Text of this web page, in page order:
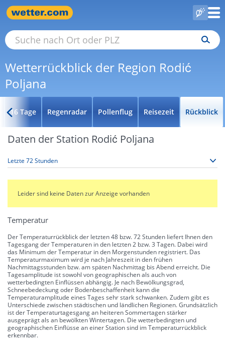
Wetterrückblick der Region Rodić
Poljana
16 Tage Regenradar Pollenflug Reisezeit Rückblick
Daten der Station Rodić Poljana
Leider sind keine Daten zur Anzeige vorhanden
Temperatur
Der Temperaturrückblick der letzten 48 bzw. 72 Stunden liefert Ihnen den
Tagesgang der Temperaturen in den letzten 2 bzw. 3 Tagen. Dabei wird
das Minimum der Temperatur in den Morgenstunden registriert. Das
Temperaturmaximum wird je nach Jahreszeit in den frühen
Nachmittagsstunden bzw. am späten Nachmittag bis Abend erreicht. Die
Tagesamplitude ist sowohl von geographischen als auch von
wetterbedingten Einflüssen abhängig. Je nach Bewölkungsgrad,
Schneebedeckung oder Bodenbeschaffenheit kann die
Temperaturamplitude eines Tages sehr stark schwanken. Zudem gibt es
Unterschiede zwischen städtischen und ländlichen Regionen. Grundsätzlich
ist der Temperaturtagesgang an heiteren Sommertagen stärker
ausgeprägt als an bewölkten Wintertagen. Die wetterbedingten und
geographischen Einflüsse an einer Station sind im Temperaturrückblick
erkennbar.